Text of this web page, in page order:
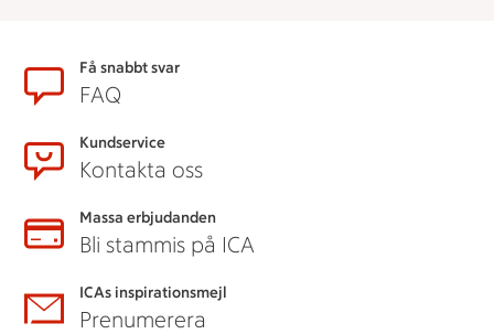
SidfotFå snabbt svar
FAQ
Kundservice
Kontakta oss
Massa erbjudanden
Bli stammis på ICA
ICAs inspirationsmejl
Prenumerera